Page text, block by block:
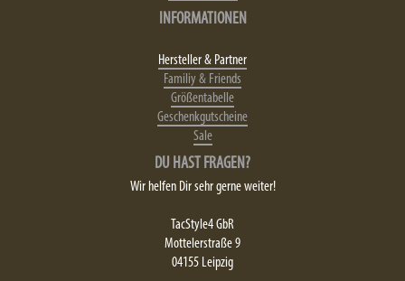
INFORMATIONEN
Hersteller & Partner
Familiy & Friends
Größentabelle
Geschenkgutscheine
Sale
DU HAST FRAGEN?
Wir helfen Dir sehr gerne weiter!
TacStyle4 GbR
Mottelerstraße 9
04155 Leipzig